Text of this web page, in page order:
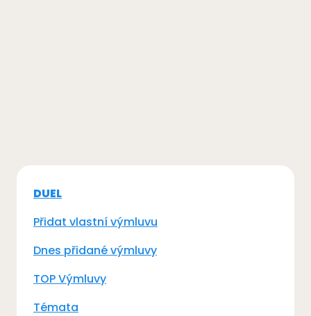
DUEL
Přidat vlastní výmluvu
Dnes přidané výmluvy
TOP Výmluvy
Témata